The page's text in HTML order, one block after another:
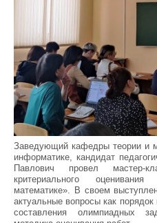
Заведующий кафедры теории и
информатике, кандидат
Павлович провел мастер-
критериального
математике». В своем
актуальные вопросы как
составления олимпиадных